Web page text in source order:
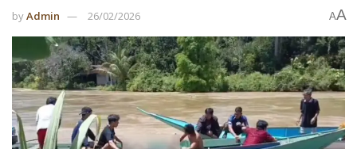
byAdmin 26/02/2026 AA